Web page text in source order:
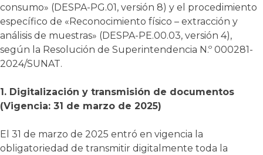
consumo» (DESPA-PG.01, versión 8) y el procedimiento
específico de «Reconocimiento físico – extracción y
análisis de muestras» (DESPA-PE.00.03, versión 4),
según la Resolución de Superintendencia N.º 000281-
2024/SUNAT.
1. Digitalización y transmisión de documentos
(Vigencia: 31 de marzo de 2025)
El 31 de marzo de 2025 entró en vigencia la
obligatoriedad de transmitir digitalmente toda la